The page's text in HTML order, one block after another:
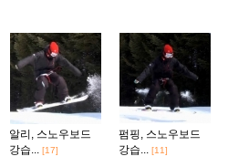
알리, 스노우보드
강습... [17]
펌핑, 스노우보드
강습... [11]